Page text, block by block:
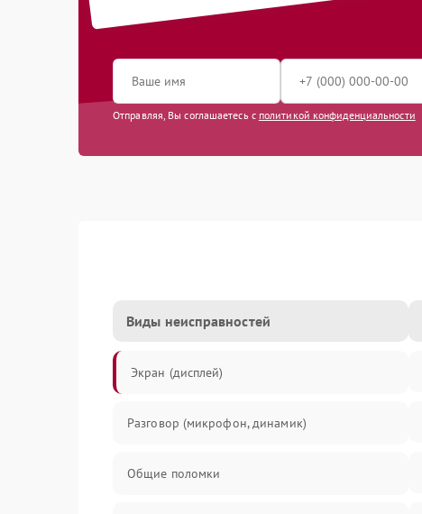
Отправляя, Вы соглашаетесь с политикой конфиденциальности
Виды неисправностей
Экран (дисплей)
Разговор (микрофон, динамик)
Общие поломки